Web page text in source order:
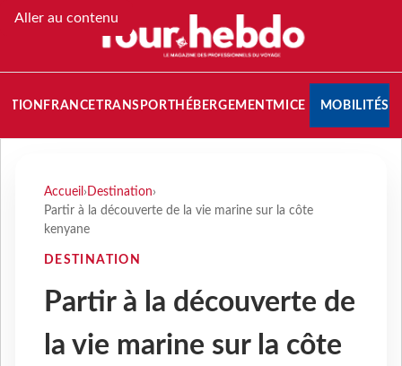
Aller au contenu
FRANCETRANSPORT HÉBERGEMENTMICE MOBILITÉS
Accueil › Destination›
Partir à la découverte de la vie marine sur la côte
kenyane
DESTINATION
Partir à la découverte de
la vie marine sur la côte